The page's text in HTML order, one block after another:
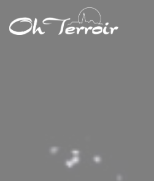
Panel pro správu cookies